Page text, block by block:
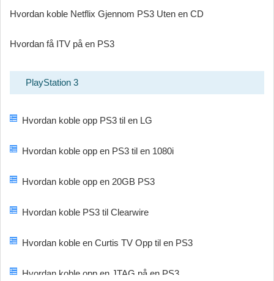
Hvordan koble Netflix Gjennom PS3 Uten en CD
Hvordan få ITV på en PS3
PlayStation 3
Hvordan koble opp PS3 til en LG
Hvordan koble opp en PS3 til en 1080i
Hvordan koble opp en 20GB PS3
Hvordan koble PS3 til Clearwire
Hvordan koble en Curtis TV Opp til en PS3
Hvordan koble opp en JTAG på en PS3